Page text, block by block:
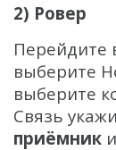
2) Ровер
Перейдите
выберите
выберите
Связь
приёмник